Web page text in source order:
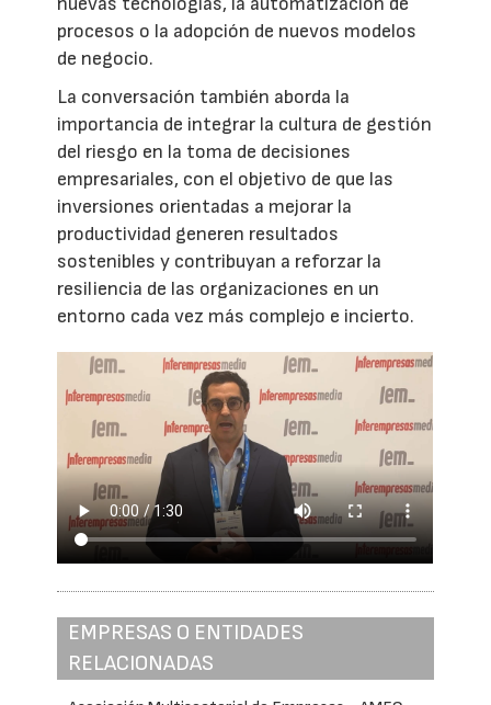
procesos o la adopción de nuevos modelos
de negocio.
La conversación también aborda la
importancia de integrar la cultura de gestión
del riesgo en la toma de decisiones
empresariales, con el objetivo de que las
inversiones orientadas a mejorar la
productividad generen resultados
sostenibles y contribuyan a reforzar la
resiliencia de las organizaciones en un
entorno cada vez más complejo e incierto.
EMPRESAS O ENTIDADES
RELACIONADAS